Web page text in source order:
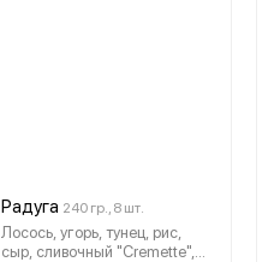
Радуга 240 гр., 8 шт.
Лосось, угорь, тунец, рис,
сыр, сливочный "Cremette",